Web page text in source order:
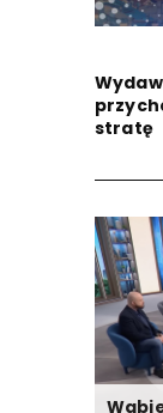
stratę